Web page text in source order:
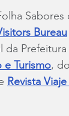
Bureau
da
e Turismo, do
Revista